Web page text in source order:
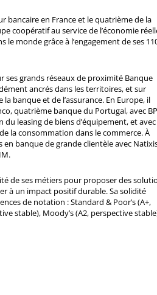
bancaire en France et le quatrième de la
coopératif au service de l’économie
le monde grâce à l’engagement de ses
ses grands réseaux de proximité Banque
ancrés dans les territoires, et sur
banque et de l’assurance. En Europe, il
quatrième banque du Portugal, avec
leasing de biens d’équipement, et avec
la consommation dans le commerce. À
en banque de grande clientèle avec
de ses métiers pour proposer des
à un impact positif durable. Sa solidité
de notation : Standard & Poor’s (A+,
stable), Moody’s (A2, perspective